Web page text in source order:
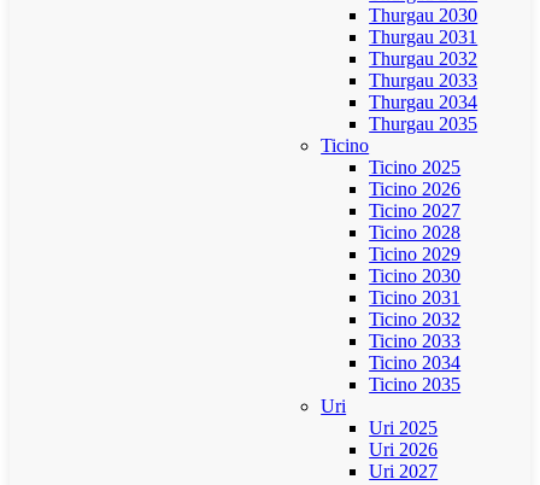
Thurgau 2030
Thurgau 2031
Thurgau 2032
Thurgau 2033
Thurgau 2034
Thurgau 2035
Ticino
Ticino 2025
Ticino 2026
Ticino 2027
Ticino 2028
Ticino 2029
Ticino 2030
Ticino 2031
Ticino 2032
Ticino 2033
Ticino 2034
Ticino 2035
Uri
Uri 2025
Uri 2026
Uri 2027